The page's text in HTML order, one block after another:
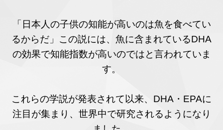
「日本人の子供の知能が高いのは魚を食べてい
るからだ」この説には、魚に含まれているDHA
の効果で知能指数が高いのではと言われていま
す。
これらの学説が発表されて以来、DHA・EPAに
注目が集まり、世界中で研究されるようになり